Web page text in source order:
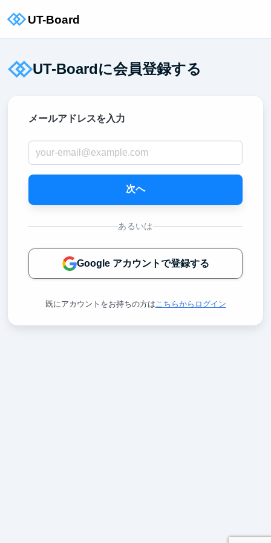
UT-Boardに会員登録する
メールアドレスを入力
次へ
あるいは
Google アカウントで登録する
既にアカウントをお持ちの方は こちらからログイン